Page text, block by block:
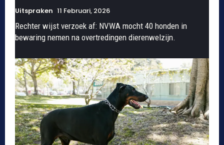
Uitspraken 11 Februari, 2026
Rechter wijst verzoek af: NVWA mocht 40 honden in
bewaring nemen na overtredingen dierenwelzijn.